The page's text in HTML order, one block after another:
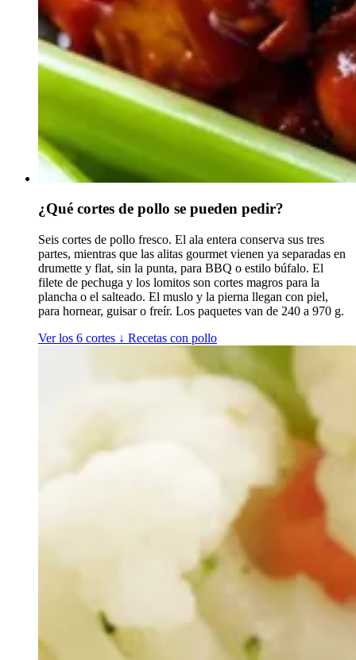
¿Qué cortes de pollo se pueden pedir?
Seis cortes de pollo fresco. El ala entera conserva sus tres
partes, mientras que las alitas gourmet vienen ya separadas en
drumette y flat, sin la punta, para BBQ o estilo búfalo. El
filete de pechuga y los lomitos son cortes magros para la
plancha o el salteado. El muslo y la pierna llegan con piel,
para hornear, guisar o freír. Los paquetes van de 240 a 970 g.
Ver los 6 cortes ↓ Recetas con pollo